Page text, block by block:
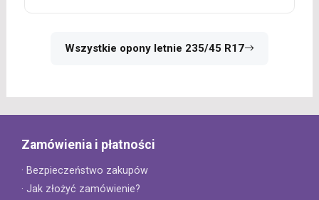
Wszystkie opony letnie 235/45 R17
Zamówienia i płatności
· Bezpieczeństwo zakupów
· Jak złożyć zamówienie?